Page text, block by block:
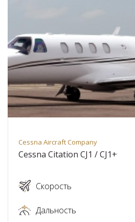
Cessna Aircraft Company
Cessna Citation CJ1 / CJ1+
Скорость
Дальность